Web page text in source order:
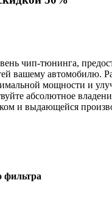
чип-тюнинга,
вашему автомобилю.
мощности и
абсолютное
и выдающейся
фильтра